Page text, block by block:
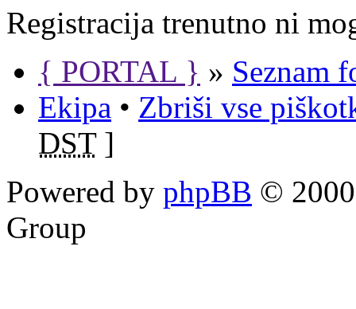
Registracija trenutno ni
{ PORTAL } » Seznam
Ekipa • Zbriši vse
DST]
Powered by phpBB ©
Group